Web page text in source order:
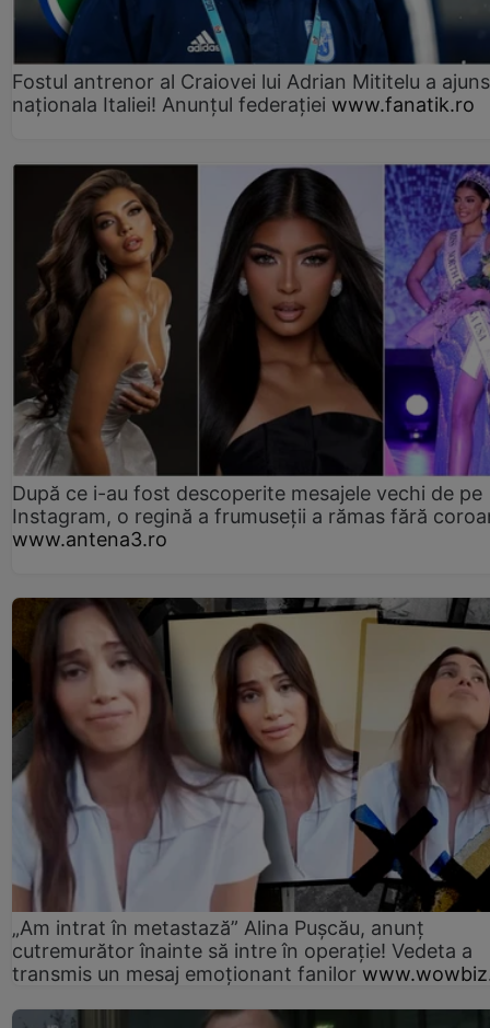
Fostul antrenor al Craiovei lui Adrian Mititelu a
naționala Italiei! Anunțul federației www.fanatik.ro
După ce i-au fost descoperite mesajele vechi de pe
Instagram, o regină a frumuseții a rămas fără
www.antena3.ro
„Am intrat în metastază” Alina Pușcău, anunț
cutremurător înainte să intre în operație! Vedeta a
transmis un mesaj emoționant fanilor